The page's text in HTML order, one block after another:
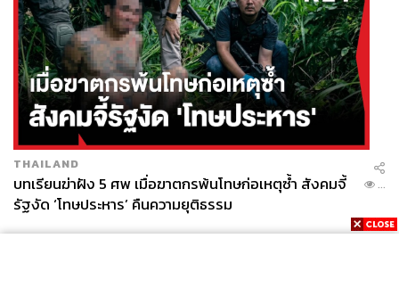
THAILAND
บทเรียนฆ่าฝัง 5 ศพ เมื่อฆาตกรพ้นโทษก่อเหตุซ้ำ สังคมจี้
รัฐงัด ‘โทษประหาร’ คืนความยุติธรรม
...